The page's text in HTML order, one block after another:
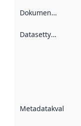
Dokumentasjon
Datasettype
Metadatakvalitet